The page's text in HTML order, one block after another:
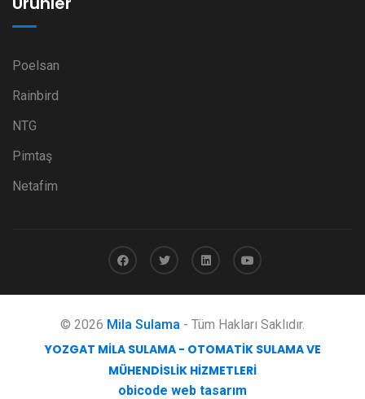
Poelsan
Rainbird
NTG
Pimtaş
Netafim
© 2026 Mila Sulama - Tüm Hakları Saklıdır.
YOZGAT MILA SULAMA - OTOMATIK SULAMA VE
MÜHENDISLIK HIZMETLERI
obicode web tasarım